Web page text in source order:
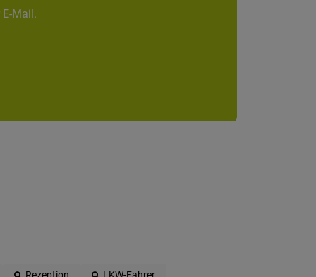
Mail.